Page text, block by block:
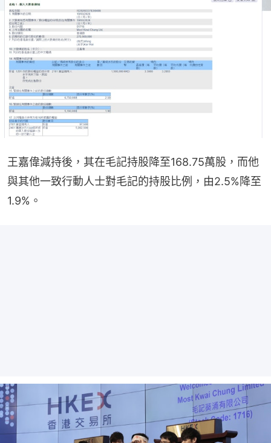
王嘉偉減持後，其在毛記持股降至168.75萬股，而他
與其他一致行動人士對毛記的持股比例，由2.5%降至
1.9%。